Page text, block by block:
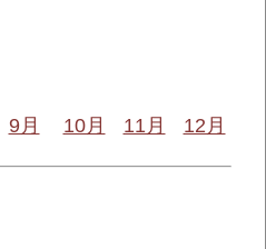
9月 10月 11月 12月